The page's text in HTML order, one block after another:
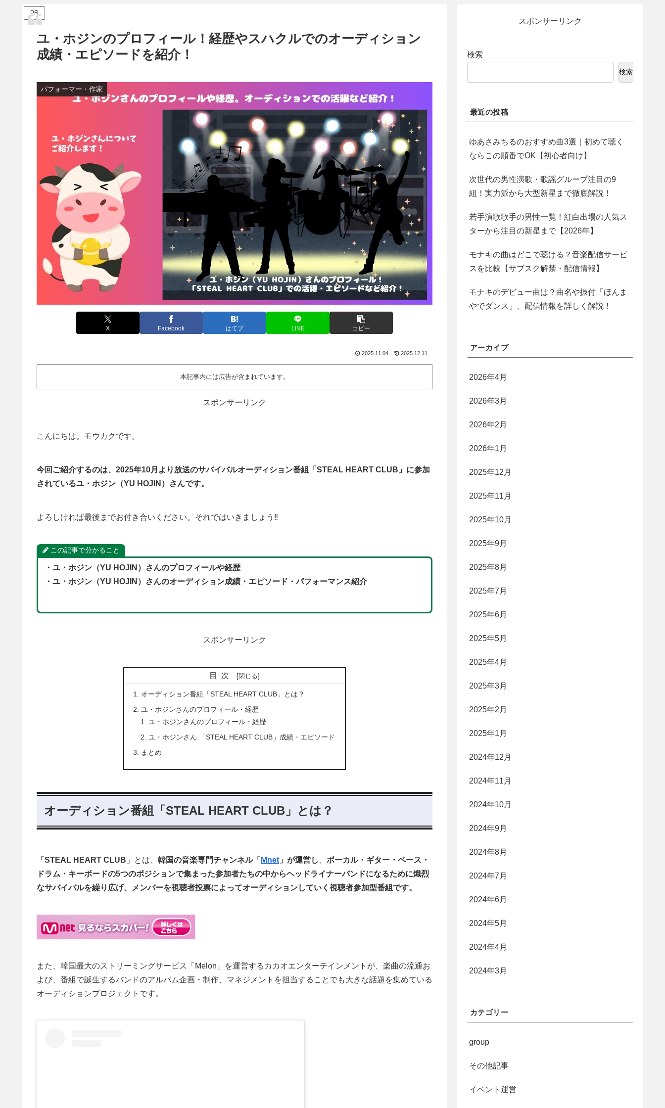
PR
ユ・ホジンのプロフィール！経歴やスハクルでのオーディション
成績・エピソードを紹介！
パフォーマー・作家
X Facebook はてブ LINE コピー
2025.11.04 2025.12.11
本記事内には広告が含まれています。
スポンサーリンク
こんにちは。モウカクです。
今回ご紹介するのは、 2025年10月より放送のサバイバルオーディション番組 「 STEAL HEART CLUB 」 に参加
されているユ・ホジン（YU HOJIN）さんです。
よろしければ最後までお付き合いください。それではいきましょう‼
この記事で分かること
・ ユ・ホジン（YU HOJIN）
さんのプロフィールや経歴
・ ユ・ホジン（YU HOJIN） さんのオーディション成績・エピソード・パフォーマンス紹介
スポンサーリンク
目次
オーディション番組「STEAL HEART CLUB」とは？
ユ・ホジンさんのプロフィール・経歴
ユ・ホジンさんのプロフィール・経歴
ユ・ホジンさん 「STEAL HEART CLUB」成績・エピソード
まとめ
オーディション番組「STEAL HEART CLUB」とは？
「 STEAL HEART CLUB 」とは、 韓国の音楽専門チャンネル「 Mnet 」 が運営し
ボーカル・ギター・ベース・
ドラム・キーボードの5つのポジションで集まった参加者たちの中からヘッドライナーバンドになるために熾烈
なサバイバルを繰り広げ、
メンバーを視聴者投票によってオーディションしていく視聴者参加型番組です。
また、韓国最大のストリーミングサービス「Melon」を運営するカカオエンターテインメントが、楽曲の流通お
よび、番組で誕生するバンドのアルバム企画・制作、マネジメントを担当することでも大きな話題を集めている
オーディションプロジェクトです。
スポンサーリンク
検索
検索
最近の投稿
ゆあさみちるのおすすめ曲3選｜初めて聴く
ならこの順番でOK【初心者向け】
次世代の男性演歌・歌謡グループ注目の9
組！実力派から大型新星まで徹底解説！
若手演歌歌手の男性一覧！紅白出場の人気ス
ターから注目の新星まで【2026年】
モナキの曲はどこで聴ける？音楽配信サービ
スを比較【サブスク解禁・配信情報】
モナキのデビュー曲は？曲名や振付「ほんま
やでダンス」、配信情報を詳しく解説！
アーカイブ
2026年4月
2026年3月
2026年2月
2026年1月
2025年12月
2025年11月
2025年10月
2025年9月
2025年8月
2025年7月
2025年6月
2025年5月
2025年4月
2025年3月
2025年2月
2025年1月
2024年12月
2024年11月
2024年10月
2024年9月
2024年8月
2024年7月
2024年6月
2024年5月
2024年4月
2024年3月
カテゴリー
group
その他記事
イベント運営